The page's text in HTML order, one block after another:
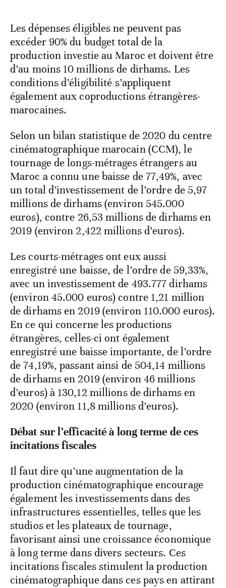
Les dépenses éligibles ne peuvent pas
excéder 90% du budget total de la
production investie au Maroc et doivent être
d’au moins 10 millions de dirhams. Les
conditions d’éligibilité s’appliquent
également aux coproductions étrangères-
marocaines.
Selon un bilan statistique de 2020 du centre
cinématographique marocain (CCM), le
tournage de longs-métrages étrangers au
Maroc a connu une baisse de 77,49%, avec
un total d’investissement de l’ordre de 5,97
millions de dirhams (environ 545.000
euros), contre 26,53 millions de dirhams en
2019 (environ 2,422 millions d’euros).
Les courts-métrages ont eux aussi
enregistré une baisse, de l’ordre de 59,33%,
avec un investissement de 493.777 dirhams
(environ 45.000 euros) contre 1,21 million
de dirhams en 2019 (environ 110.000 euros).
En ce qui concerne les productions
étrangères, celles-ci ont également
enregistré une baisse importante, de l’ordre
de 74,19%, passant ainsi de 504,14 millions
de dirhams en 2019 (environ 46 millions
d’euros) à 130,12 millions de dirhams en
2020 (environ 11,8 millions d’euros).
Débat sur l’efficacité à long terme de ces
incitations fiscales
Il faut dire qu’une augmentation de la
production cinématographique encourage
également les investissements dans des
infrastructures essentielles, telles que les
studios et les plateaux de tournage,
favorisant ainsi une croissance économique
à long terme dans divers secteurs. Ces
incitations fiscales stimulent la production
cinématographique dans ces pays en attirant